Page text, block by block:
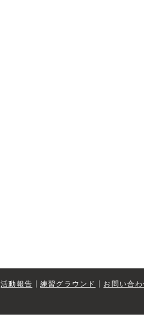
活動報告 練習グラウンド お問い合